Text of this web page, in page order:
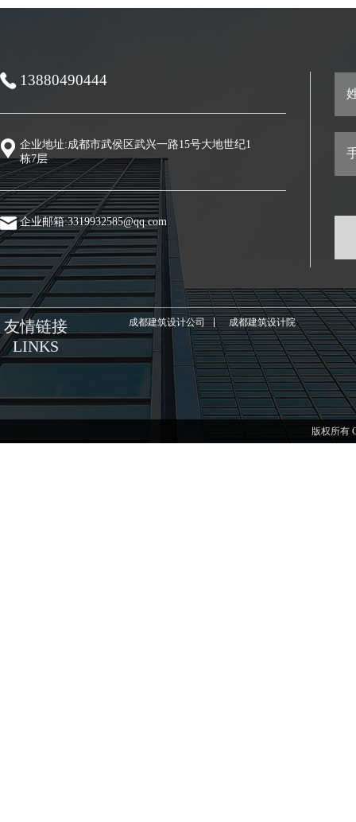
13880490444
企业地址:成都市武侯区武兴一路15号大地世纪1
栋7层
企业邮箱:3319932585@qq.com
友情链接
LINKS
成都建筑设计公司 成都建筑设计院
版权所有